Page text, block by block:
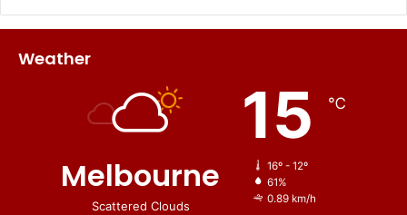
Weather
Melbourne
Scattered Clouds
15 ℃
16º - 12º
61%
0.89 km/h